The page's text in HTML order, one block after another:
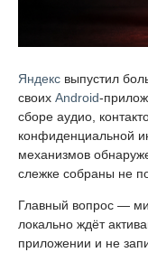
Яндекс выпустил
своих Android-
сборе аудио,
конфиденциальной
механизмов
слежке собраны не
Главный вопрос —
локально ждёт
приложении и не